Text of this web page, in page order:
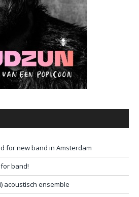
for new band in Amsterdam
band!
acoustisch ensemble